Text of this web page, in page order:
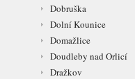
Dobruška
Dolní Kounice
Domažlice
Doudleby nad Orlicí
Dražkov